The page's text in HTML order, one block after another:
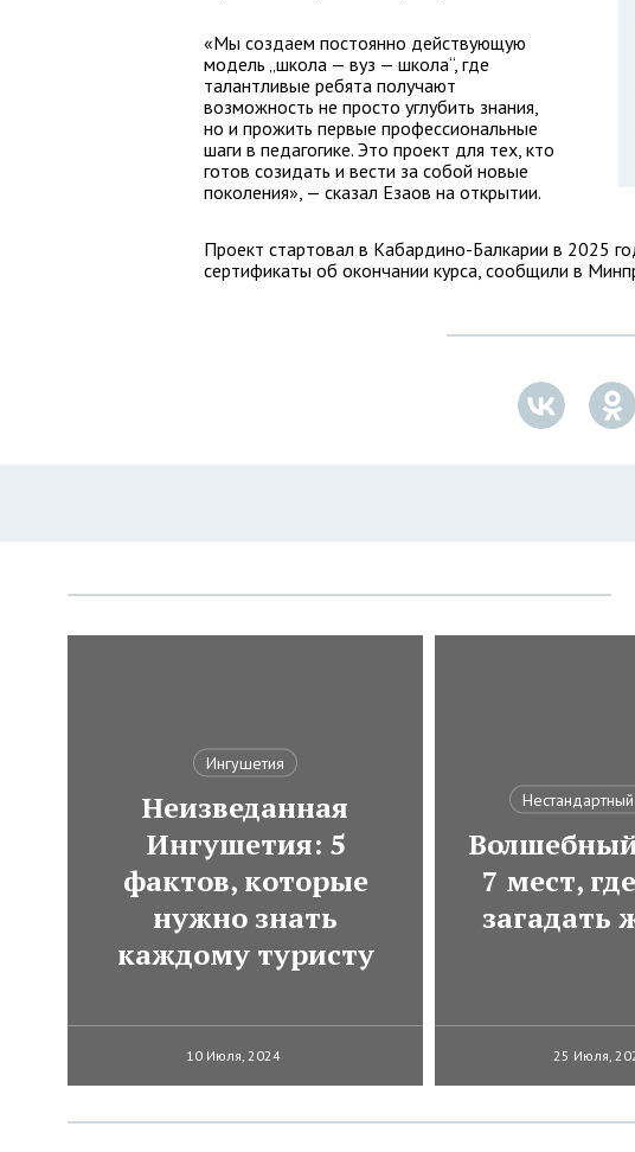
«Мы создаем постоянно действующую
модель „школа — вуз — школа“, где
талантливые ребята получают
возможность не просто углубить знания,
но и прожить первые профессиональные
шаги в педагогике. Это проект для тех, кто
готов созидать и вести за собой новые
поколения», — сказал Езаов на открытии.
Проект стартовал в Кабардино-Балкарии в 2025
сертификаты об окончании курса, сообщили в
Ингушетия
Неизведанная
Ингушетия: 5
фактов, которые
нужно знать
каждому туристу
10 Июля, 2024
7 мест,
загадать
25 Июля,